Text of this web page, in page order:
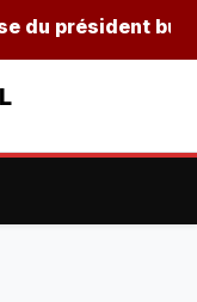
président